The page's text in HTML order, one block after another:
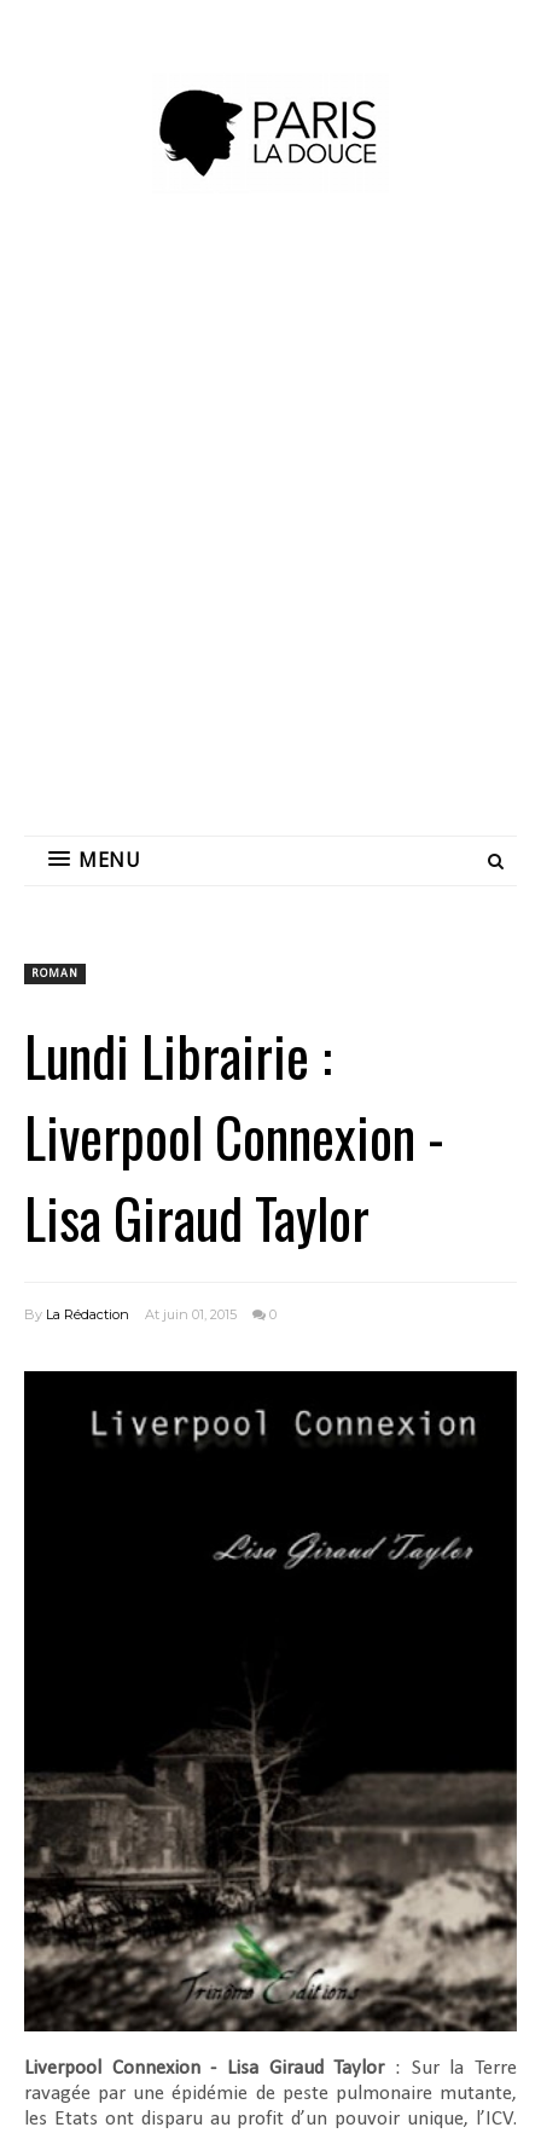
MENU
ROMAN
Lundi Librairie :
Liverpool Connexion -
Lisa Giraud Taylor
By La Rédaction At juin 01, 2015 0
Liverpool Connexion - Lisa Giraud Taylor: Sur la Terre
ravagée par une épidémie de peste pulmonaire mutante,
les Etats ont disparu au profit d’un pouvoir unique, l’ICV.